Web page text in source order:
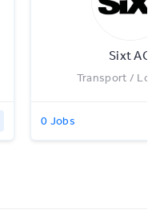
Sixt AG
Transport /
0 Jobs